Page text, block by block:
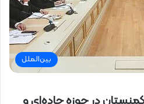
بین‌الملل